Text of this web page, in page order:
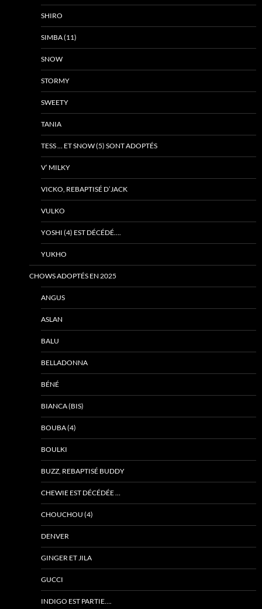
SHIRO
SIMBA (11)
SNOW
STORMY
SWEETY
TANIA
TESS … ET SNOW (5) SONT ADOPTÉS
V’ MILKY
VICKO, REBAPTISÉ D’JACK
VULKO
YOSHI (4) EST DÉCÉDÉ….
YUKHO
CHOWS ADOPTÉS EN 2025
ANGUS
ASLAN
BALU
BELLADONNA
BÉNÉ
BIANCA (BIS)
BOUBA (4)
BOULKI
BUZZ, REBAPTISÉ BUDDY
CHEWIE EST DÉCÉDÉE …
CHOUCHOU (4)
DENVER
GINGER ET JILA
GUCCI
INDIGO EST PARTIE….